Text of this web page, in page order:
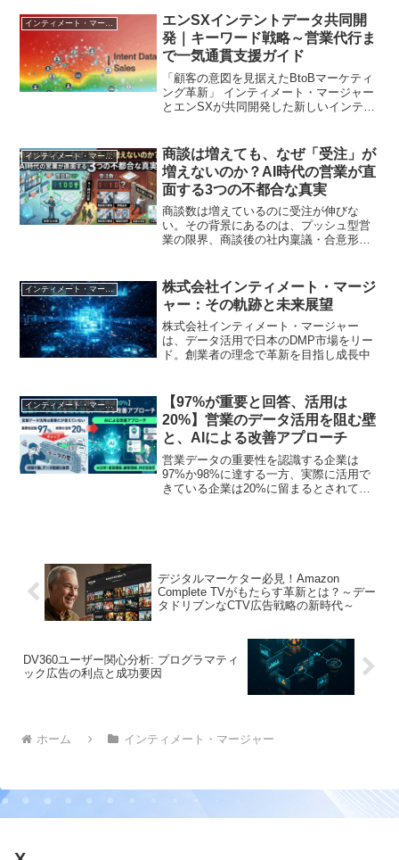
化し、営業とマーケティングが最適なア
プローチ時期を見極める実務ポイントを
解説します
エンSXインテントデータ共同開
発｜キーワード戦略～営業代行ま
で一気通貫支援ガイド
「顧客の意図を見据えたBtoBマーケティ
ング革新」 インティメート・マージャー
とエンSXが共同開発した新しいインテン
インティメート・マージャー
商談は増えても、なぜ「受注」が
増えないのか？AI時代の営業が直
面する3つの不都合な真実
商談数は増えているのに受注が伸びな
い。その背景にあるのは、プッシュ型営
業の限界、商談後の社内稟議・合意形
整理し、受注率改善の視点を解説しま
す。
インティメート・マージャー
株式会社インティメート・マージ
ャー：その軌跡と未来展望
株式会社インティメート・マージャー
は、データ活用で日本のDMP市場をリー
ド。創業者の理念で革新を目指し成長中
インティメート・マージャー
【97%が重要と回答、活用は
20%】営業のデータ活用を阻む壁
と、AIによる改善アプローチ
営業データの重要性を認識する企業は
97%か98%に達する一方、実際に活用で
きている企業は20%に留まるとされてい
デジタルマーケター必見！Amazon
Complete TVがもたらす革新とは？～デー
タドリブンなCTV広告戦略の新時代～
DV360ユーザー関心分析: プログラマティ
ック広告の利点と成功要因
ホーム インティメート・マージャー